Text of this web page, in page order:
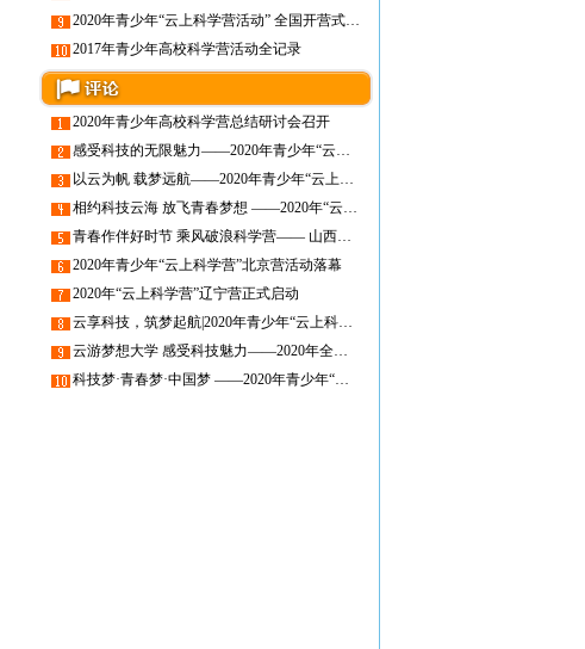
2020年青少年“云上科学营活动” 全国开营式成功举行
2017年青少年高校科学营活动全记录
2020年青少年高校科学营总结研讨会召开
感受科技的无限魅力——2020年青少年“云上科学营活动”四川分营成功举办
以云为帆 载梦远航——2020年青少年“云上科学营”湖北营活动综述
相约科技云海 放飞青春梦想 ——2020年“云上科学营”安徽省科技营圆满落幕
青春作伴好时节 乘风破浪科学营—— 山西省青少年参加“云上科学营”活动
2020年青少年“云上科学营”北京营活动落幕
2020年“云上科学营”辽宁营正式启动
云享科技，筑梦起航|2020年青少年“云上科学营”上海科学营圆满落幕
云游梦想大学 感受科技魅力——2020年全国高校科学营新疆营员活动圆满结束
科技梦·青春梦·中国梦 ——2020年青少年“云上科学营活动”湖南营即将开营